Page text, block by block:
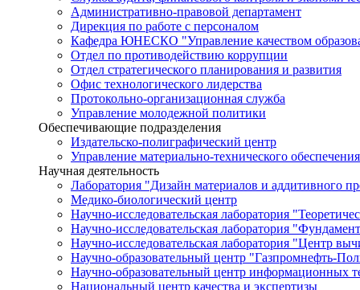
Административно-правовой департамент
Дирекция по работе с персоналом
Кафедра ЮНЕСКО "Управление качеством
Отдел по противодействию коррупции
Отдел стратегического планирования и развития
Офис технологического лидерства
Протокольно-организационная служба
Управление молодежной политики
Обеспечивающие подразделения
Издательско-полиграфический центр
Управление материально-технического обеспечения
Научная деятельность
Лаборатория "Дизайн материалов и аддитивного
Медико-биологический центр
Научно-исследовательская лаборатория
Научно-исследовательская лаборатория
Научно-исследовательская лаборатория "Центр
Научно-образовательный центр "Газпромнефть-
Научно-образовательный центр информационных
Национальный центр качества и экспертизы